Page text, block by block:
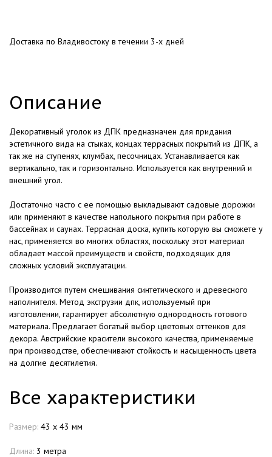
Доставка по Владивостоку в течении 3-х дней
Описание
Декоративный уголок из ДПК предназначен для придания
эстетичного вида на стыках, концах террасных покрытий из ДПК, а
так же на ступенях, клумбах, песочницах. Устанавливается как
вертикально, так и горизонтально. Используется как внутренний и
внешний угол.
Достаточно часто с ее помощью выкладывают садовые дорожки
или применяют в качестве напольного покрытия при работе в
бассейнах и саунах. Террасная доска, купить которую вы сможете у
нас, применяется во многих областях, поскольку этот материал
обладает массой преимуществ и свойств, подходящих для
сложных условий эксплуатации.
Производится путем смешивания синтетического и древесного
наполнителя. Метод экструзии дпк, используемый при
изготовлении, гарантирует абсолютную однородность готового
материала. Предлагает богатый выбор цветовых оттенков для
декора. Австрийские красители высокого качества, применяемые
при производстве, обеспечивают стойкость и насыщенность цвета
на долгие десятилетия.
Все характеристики
Размер: 43 х 43 мм
Длина: 3 метра